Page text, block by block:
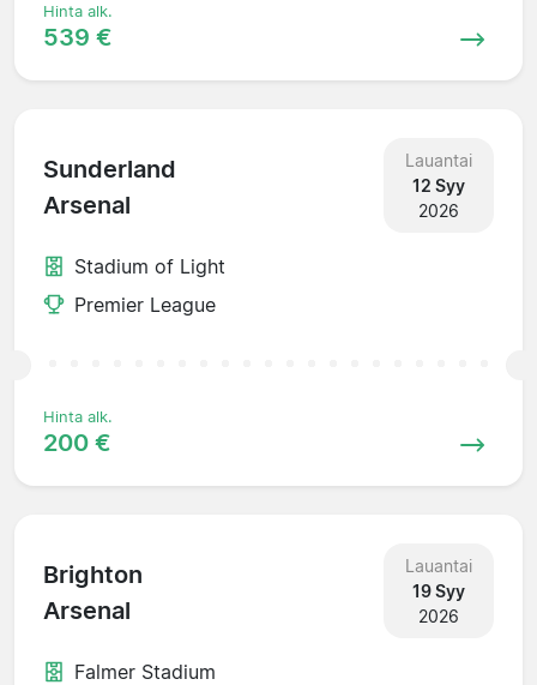
Hinta alk.
539 €
Sunderland
Arsenal
Lauantai
12 Syy
2026
Stadium of Light
Premier League
Hinta alk.
200 €
Brighton
Arsenal
Lauantai
19 Syy
2026
Falmer Stadium